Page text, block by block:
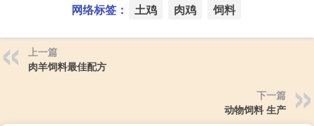
网络标签： 土鸡 肉鸡 饲料
上一篇
肉羊饲料最佳配方
下一篇
动物饲料 生产